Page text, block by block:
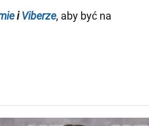
i Viberze, aby być na